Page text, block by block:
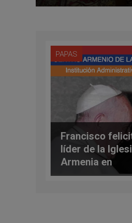
PAPAS
Francisco
líder de la
Armenia en
Argentina y